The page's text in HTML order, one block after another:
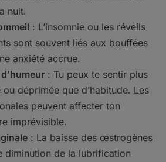
nuit.
: L’insomnie ou les réveils
sont souvent liés aux bouffées
anxiété accrue.
: Tu peux te sentir plus
déprimée que d’habitude. Les
peuvent affecter ton
imprévisible.
: La baisse des œstrogènes
diminution de la lubrification